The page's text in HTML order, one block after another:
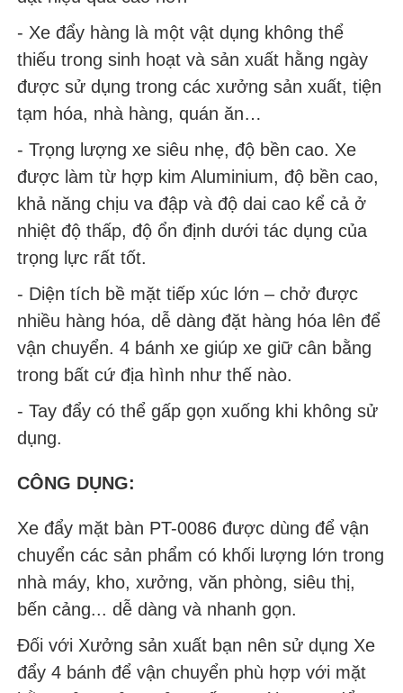
- Xe đẩy hàng là một vật dụng không thể
thiếu trong sinh hoạt và sản xuất hằng ngày
được sử dụng trong các xưởng sản xuất, tiện
tạm hóa, nhà hàng, quán ăn…
- Trọng lượng xe siêu nhẹ, độ bền cao. Xe
được làm từ hợp kim Aluminium, độ bền cao,
khả năng chịu va đập và độ dai cao kể cả ở
nhiệt độ thấp, độ ổn định dưới tác dụng của
trọng lực rất tốt.
- Diện tích bề mặt tiếp xúc lớn – chở được
nhiều hàng hóa, dễ dàng đặt hàng hóa lên để
vận chuyển. 4 bánh xe giúp xe giữ cân bằng
trong bất cứ địa hình như thế nào.
- Tay đẩy có thể gấp gọn xuống khi không sử
dụng.
CÔNG DỤNG:
Xe đẩy mặt bàn PT-0086 được dùng để vận
chuyển các sản phẩm có khối lượng lớn trong
nhà máy, kho, xưởng, văn phòng, siêu thị,
bến cảng... dễ dàng và nhanh gọn.
Đối với Xưởng sản xuất bạn nên sử dụng Xe
đẩy 4 bánh để vận chuyển phù hợp với mặt